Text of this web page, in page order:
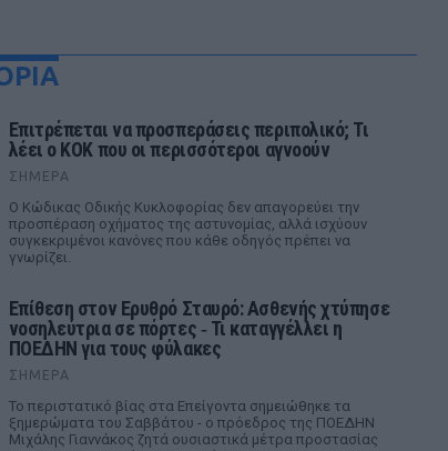
Επιτρέπεται να προσπεράσεις περιπολικό; Τι
λέει ο ΚΟΚ που οι περισσότεροι αγνοούν
ΣΉΜΕΡΑ
Ο Κώδικας Οδικής Κυκλοφορίας δεν απαγορεύει την
προσπέραση οχήματος της αστυνομίας, αλλά ισχύουν
συγκεκριμένοι κανόνες που κάθε οδηγός πρέπει να
γνωρίζει.
Επίθεση στον Ερυθρό Σταυρό: Ασθενής χτύπησε
νοσηλεύτρια σε πόρτες ‑ Τι καταγγέλλει η
ΠΟΕΔΗΝ για τους φύλακες
ΣΉΜΕΡΑ
Το περιστατικό βίας στα Επείγοντα σημειώθηκε τα
ξημερώματα του Σαββάτου - ο πρόεδρος της ΠΟΕΔΗΝ
Μιχάλης Γιαννάκος ζητά ουσιαστικά μέτρα προστασίας